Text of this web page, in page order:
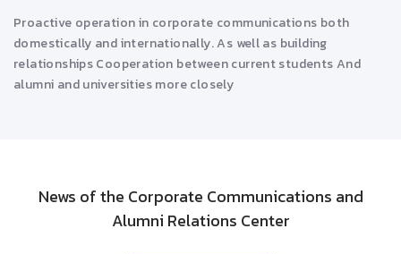
Proactive operation in corporate communications both
domestically and internationally. As well as building
relationships Cooperation between current students And
alumni and universities more closely
News of the Corporate Communications and
Alumni Relations Center